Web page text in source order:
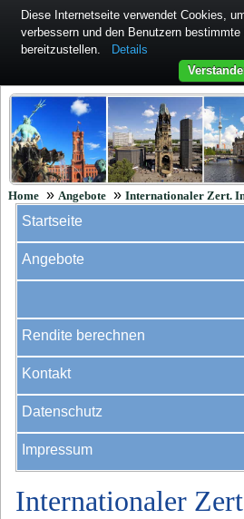
Home » Angebote » Internationaler Zert.
Startseite
Angebote
Rendite berechnen
Kontakt
Datenschutz
Impressum
Internationaler
Diese Internetseite verwendet Cookies,
verbessern und den Benutzern
bereitzustellen.
Details